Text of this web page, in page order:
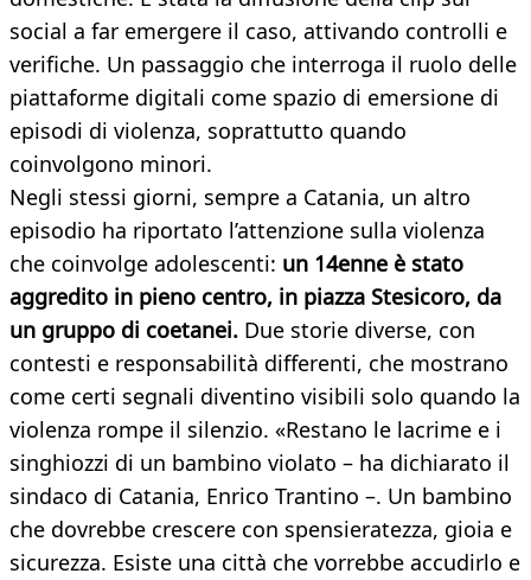
social a far emergere il caso, attivando controlli e
verifiche. Un passaggio che interroga il ruolo delle
piattaforme digitali come spazio di emersione di
episodi di violenza, soprattutto quando
coinvolgono minori.
Negli stessi giorni, sempre a Catania, un altro
episodio ha riportato l’attenzione sulla violenza
che coinvolge adolescenti: un 14enne è stato
aggredito in pieno centro, in piazza Stesicoro, da
un gruppo di coetanei. Due storie diverse, con
contesti e responsabilità differenti, che mostrano
come certi segnali diventino visibili solo quando la
violenza rompe il silenzio. «Restano le lacrime e i
singhiozzi di un bambino violato – ha dichiarato il
sindaco di Catania, Enrico Trantino –. Un bambino
che dovrebbe crescere con spensieratezza, gioia e
sicurezza. Esiste una città che vorrebbe accudirlo e